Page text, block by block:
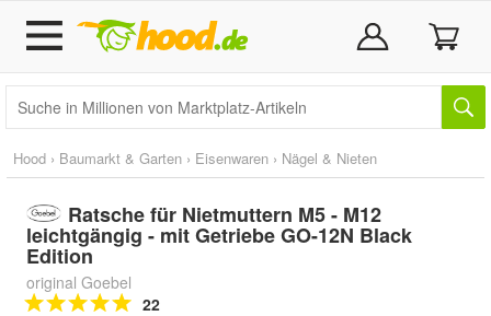
Hood › Baumarkt & Garten › Eisenwaren › Nägel & Nieten
Ratsche für Nietmuttern M5 - M12
leichtgängig - mit Getriebe GO-12N Black
Edition
original Goebel
22